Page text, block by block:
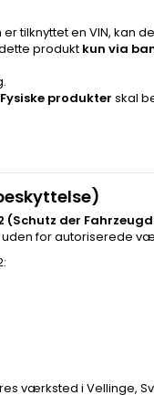
er tilknyttet en VIN, kan
produkt kun via
Fysiske produkter skal
(Schutz der
for autoriserede
værksted i Vellinge,